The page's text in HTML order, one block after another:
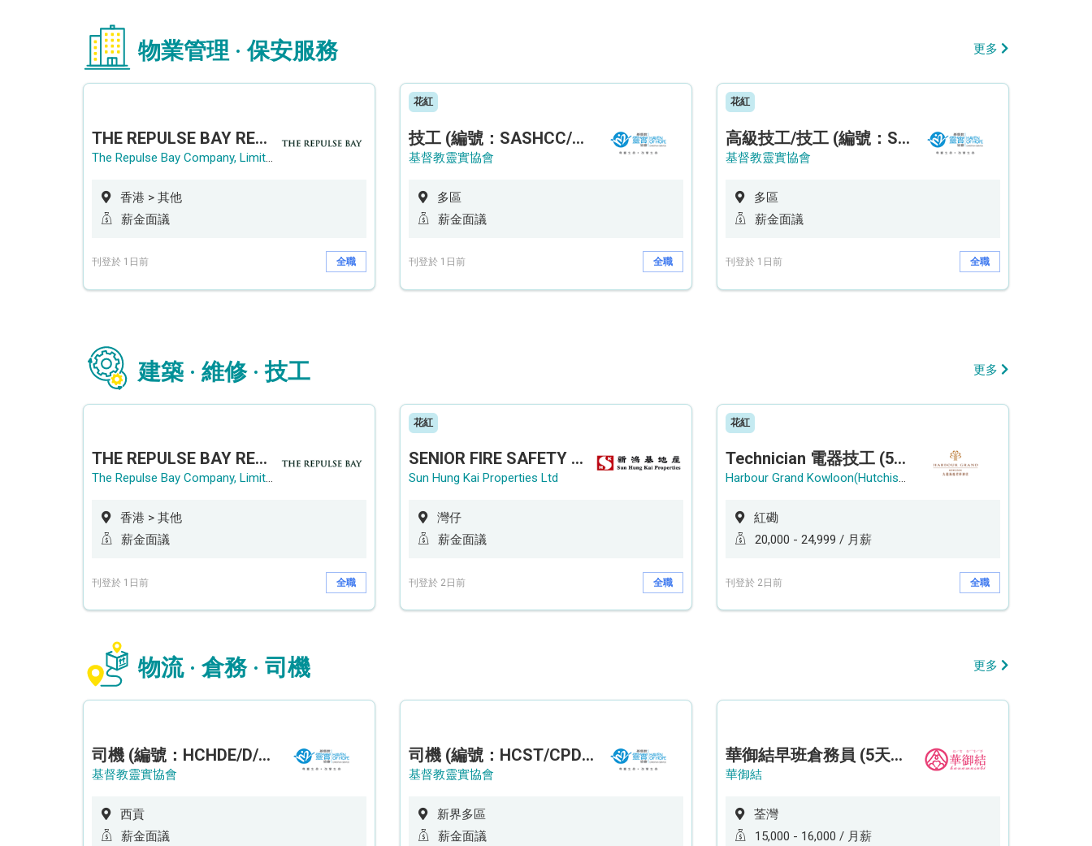
物業管理 · 保安服務 更多
THE REPULSE BAY RECRUITMENT DAY 淺水灣影灣園人才招聘會
The Repulse Bay Company, Limited
香港 > 其他
薪金面議
刊登於 1日前 全職
花紅
技工 (編號：SASHCC/A/CTE)
基督教靈實協會
多區
薪金面議
刊登於 1日前 全職
花紅
高級技工/技工 (編號：SSO/FM/A/CTE)
基督教靈實協會
多區
薪金面議
刊登於 1日前 全職
建築 · 維修 · 技工 更多
THE REPULSE BAY RECRUITMENT DAY 淺水灣影灣園人才招聘會
The Repulse Bay Company, Limited
香港 > 其他
薪金面議
刊登於 1日前 全職
花紅
SENIOR FIRE SAFETY OFFICER / FIRE SAFETY OFFICER
Sun Hung Kai Properties Ltd
灣仔
薪金面議
刊登於 2日前 全職
花紅
Technician 電器技工 (5-Day Work Week)
Harbour Grand Kowloon(Hutchison Hotel Hong Kong Limited)
紅磡
20,000 - 24,999 / 月薪
刊登於 2日前 全職
物流 · 倉務 · 司機 更多
司機 (編號：HCHDE/D/CTE)
基督教靈實協會
西貢
薪金面議
司機 (編號：HCST/CPD/CTE)
基督教靈實協會
新界多區
薪金面議
華御結早班倉務員 (5天工作週)
華御結
荃灣
15,000 - 16,000 / 月薪